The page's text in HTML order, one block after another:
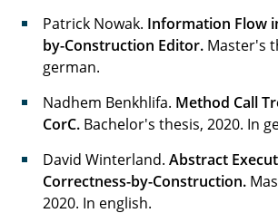
Patrick Nowak. Information Flow
by-Construction Editor. Master's
german.
Nadhem Benkhlifa. Method Call
CorC. Bachelor's thesis, 2020. In
David Winterland. Abstract
Correctness-by-Construction.
2020. In english.